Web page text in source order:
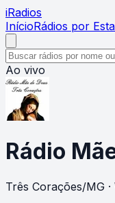
iRadios
InícioRádios por
Ao vivo
Rádio
Três Corações/MG